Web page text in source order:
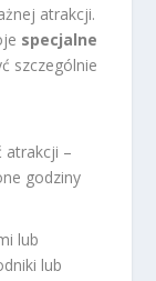
atrakcji.
specjalne
szczególnie
atrakcji –
godziny
lub
lub